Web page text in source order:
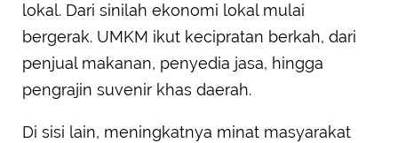
lokal. Dari sinilah ekonomi lokal mulai
bergerak. UMKM ikut kecipratan berkah, dari
penjual makanan, penyedia jasa, hingga
pengrajin suvenir khas daerah.
Di sisi lain, meningkatnya minat masyarakat